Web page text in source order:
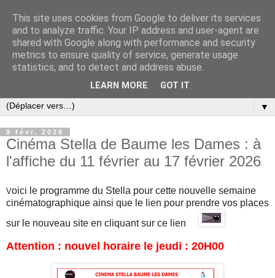
▼
9 févr. 2026
Cinéma Stella de Baume les Dames : à
l'affiche du 11 février au 17 février 2026
Voici le programme du Stella pour cette nouvelle semaine
cinématographique ainsi que l e lien pour prendre vos places
sur le nouveau site en cliquant sur ce lien
Attention : nouvel horaire le jeudi : 20H00
This site uses cookies from Google to deliver its services
and to analyze traffic. Your IP address and user-agent are
shared with Google along with performance and security
metrics to ensure quality of service, generate usage
statistics, and to detect and address abuse.
LEARN MORE GOT IT